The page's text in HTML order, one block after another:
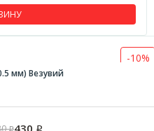
-10%
мм) Везувий
Р Р